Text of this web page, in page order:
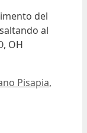
del
al
OH
Pisapia,